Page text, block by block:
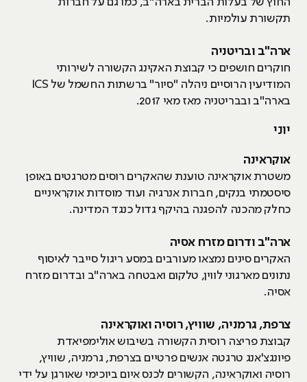
תקשורת עולמיות.
ארה"ב ובריטניה
חוקרים חושפים כי קבוצת האקינג הקשורה לשירותי
המודיעין הרוסיים ניהלה "סיור" ברשתות החשמל של ICS
בארה"ב ובבריטניה מאז מאי 2017.
יוני
אוקראינה
משטרת אוקראינה טוענת שהאקרים רוסים מטרגטים באופן
סיסטמתי בנקים, חברות אנרגיה ועוד מוסדות אוקראיניים
כחלק מהכנה להפגנה בהיקף גדול כנגד המדינה.
ארה"ב ודרום מזרח אסיה
האקרים סינים נמצאו מעורבים במסע ריגול סייבר לאיסוף
נתונים מארגוני לווין, טלקום ואבטחה בארה"ב ובדרום מזרח
אסיה.
צרפת, גרמניה, שוויץ, רוסיה ואוקראינה
קבוצת פריצה רוסית הקשורה בשיבוש אולימפיאדת
פיונגצ'אנג טרגטה אנשים פרטיים בצרפת, גרמניה, שוויץ,
רוסיה ואוקראינה, הקשורים לכנס איום ביוכימי שאורגן על ידי